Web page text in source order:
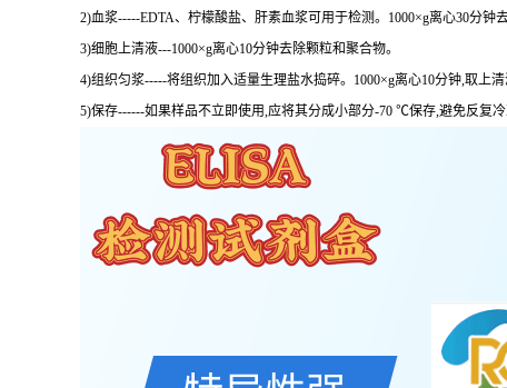
2)血浆-----EDTA、柠檬酸盐、肝素血浆可用于检测。1000×g离心30分钟去
3)细胞上清液---1000×g离心10分钟去除颗粒和聚合物。
4)组织匀浆-----将组织加入适量生理盐水捣碎。1000×g离心10分钟,取上清
5)保存------如果样品不立即使用,应将其分成小部分-70 ℃保存,避免反复